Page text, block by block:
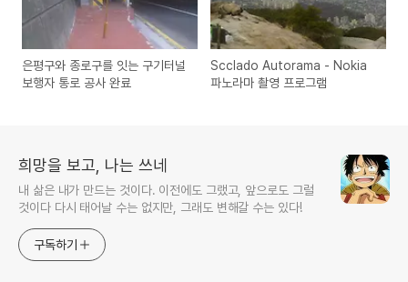
은평구와 종로구를 잇는 구기터널
보행자 통로 공사 완료
Scclado Autorama - Nokia
파노라마 촬영 프로그램
희망을 보고, 나는 쓰네
내 삶은 내가 만드는 것이다. 이전에도 그랬고, 앞으로도 그럴
것이다 다시 태어날 수는 없지만, 그래도 변해갈 수는 있다!
구독하기